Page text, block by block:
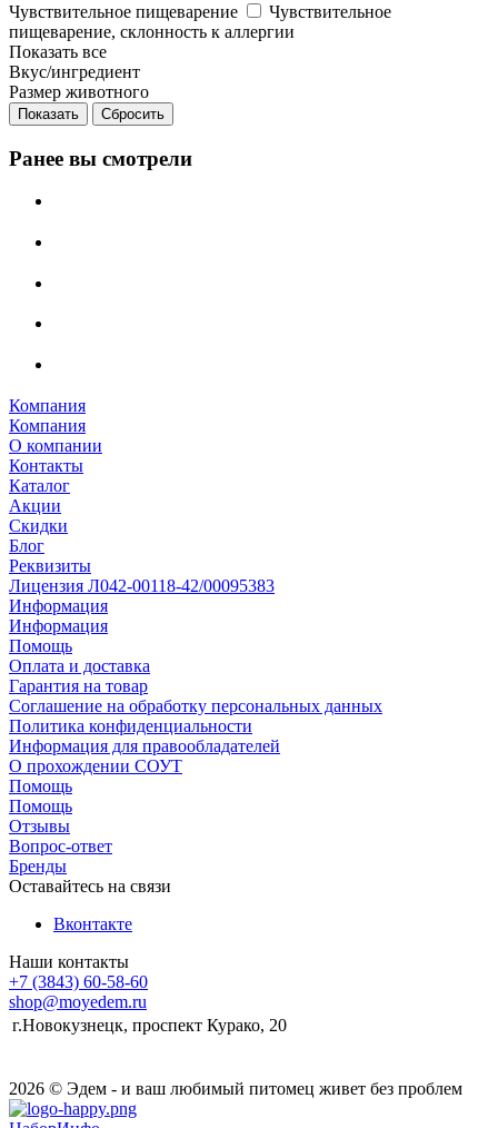
Чувствительное пищеварение
Чувствительное
пищеварение, склонность к аллергии
Показать все
Вкус/ингредиент
Размер животного
Сбросить
Ранее вы смотрели
Компания
Компания
О компании
Контакты
Каталог
Акции
Скидки
Блог
Реквизиты
Лицензия Л042-00118-42/00095383
Информация
Информация
Помощь
Оплата и доставка
Гарантия на товар
Соглашение на обработку персональных данных
Политика конфиденциальности
Информация для правообладателей
О прохождении СОУТ
Помощь
Помощь
Отзывы
Вопрос-ответ
Бренды
Оставайтесь на связи
Вконтакте
Наши контакты
+7 (3843) 60-58-60
shop@moyedem.ru
г.Новокузнецк, проспект Курако, 20
2026 © Эдем - и ваш любимый питомец живет без проблем